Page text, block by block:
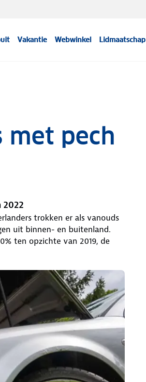
Vakantie Webwinkel Lidmaatschap
met pech
trokken er als vanouds
uit binnen- en buitenland.
ten opzichte van 2019, de